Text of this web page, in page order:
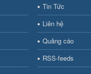
Tin Tức
Liên hệ
Quảng cáo
RSS-feeds